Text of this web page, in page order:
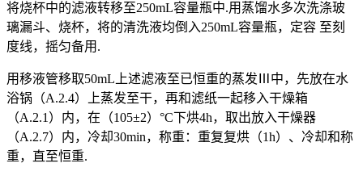
将烧杯中的滤液转移至250mL容量瓶中.用蒸馏水多次洗涤玻
璃漏斗、烧杯，将的清洗液均倒入250mL容量瓶，定容 至刻
度线，摇匀备用.
用移液管移取50mL上述滤液至已恒重的蒸发Ⅲ中，先放在水
浴锅（A.2.4）上蒸发至干，再和滤纸一起移入干燥箱
（A.2.1）内，在（105±2）°C下烘4h，取出放入干燥器
（A.2.7）内，冷却30min，称重：重复复烘（1h）、冷却和称
重，直至恒重.